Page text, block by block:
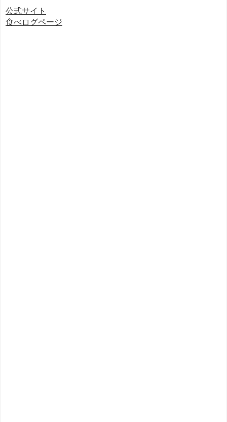
公式サイト
食べログページ